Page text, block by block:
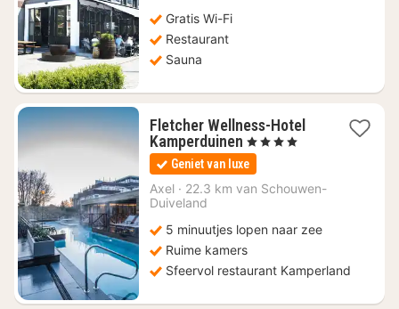
Gratis Wi-Fi
Restaurant
Sauna
Fletcher Wellness-Hotel
Kamperduinen 1
nacht
vanaf
€
, 4 Sterren
Geniet van luxe
Axel · 22.3 km van Schouwen-
Duiveland
5 minuutjes lopen naar zee
Ruime kamers
Sfeervol restaurant Kamperland